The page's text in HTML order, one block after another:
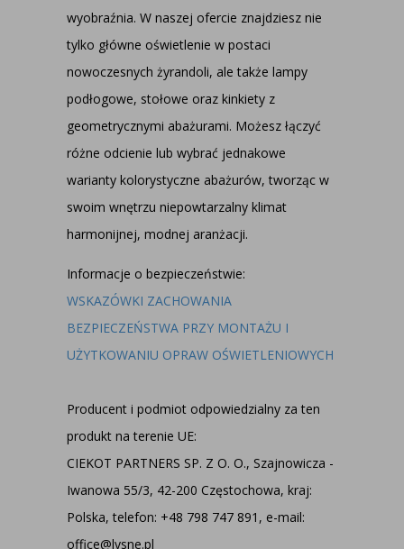
wyobraźnia. W naszej ofercie znajdziesz nie
tylko główne oświetlenie w postaci
nowoczesnych żyrandoli, ale także lampy
podłogowe, stołowe oraz kinkiety z
geometrycznymi abażurami. Możesz łączyć
różne odcienie lub wybrać jednakowe
warianty kolorystyczne abażurów, tworząc w
swoim wnętrzu niepowtarzalny klimat
harmonijnej, modnej aranżacji.
Informacje o bezpieczeństwie:
WSKAZÓWKI ZACHOWANIA
BEZPIECZEŃSTWA PRZY MONTAŻU I
UŻYTKOWANIU OPRAW OŚWIETLENIOWYCH
Producent i podmiot odpowiedzialny za ten
produkt na terenie UE:
CIEKOT PARTNERS SP. Z O. O., Szajnowicza -
Iwanowa 55/3, 42-200 Częstochowa, kraj:
Polska, telefon: +48 798 747 891, e-mail:
office@lysne.pl